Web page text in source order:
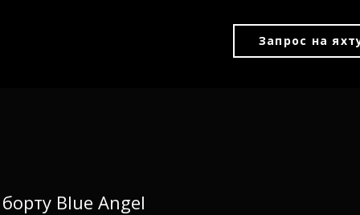
Запрос на
Blue Angel